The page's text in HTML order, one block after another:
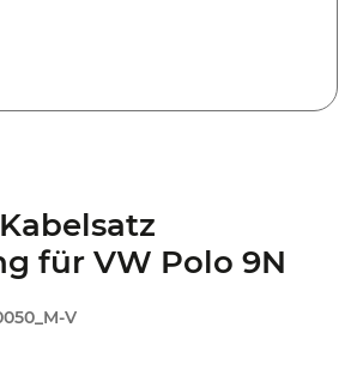
für VW Polo 9N
V